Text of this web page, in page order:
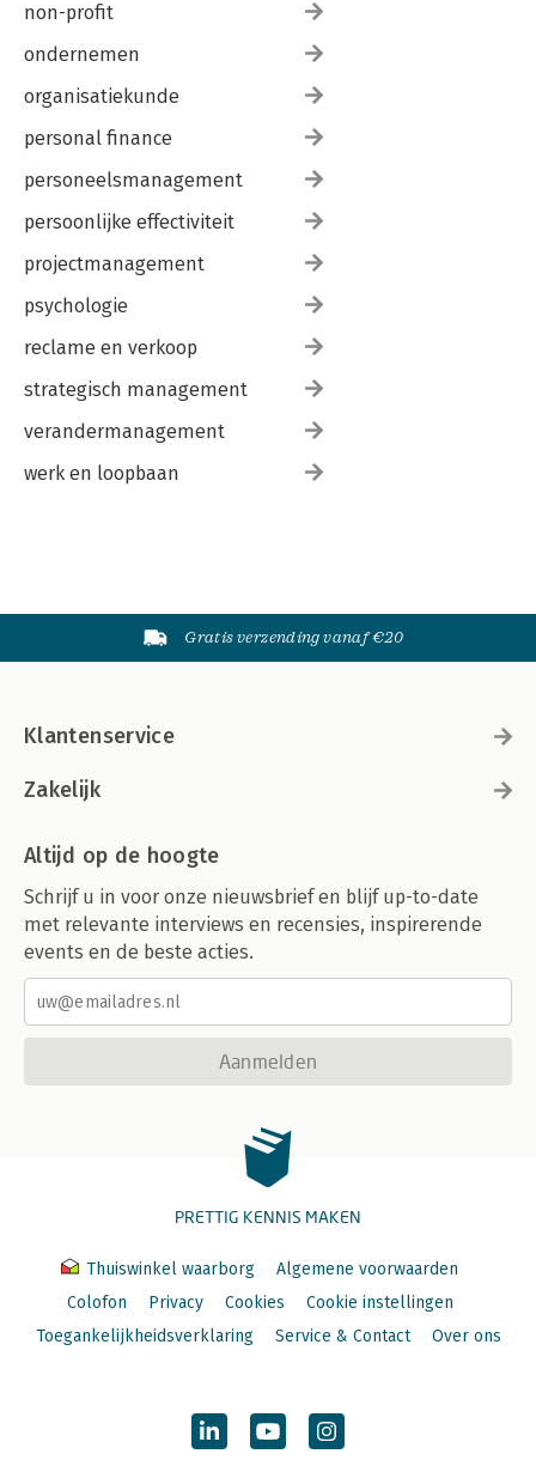
non-profit
ondernemen
organisatiekunde
personal finance
personeelsmanagement
persoonlijke effectiviteit
projectmanagement
psychologie
reclame en verkoop
strategisch management
verandermanagement
werk en loopbaan
Gratis verzending vanaf €20
Klantenservice
Zakelijk
Altijd op de hoogte
Schrijf u in voor onze nieuwsbrief en blijf up-to-date
met relevante interviews en recensies, inspirerende
events en de beste acties.
Aanmelden
PRETTIG KENNIS MAKEN
Thuiswinkel waarborg
Algemene voorwaarden
Colofon
Privacy Cookies
Cookie instellingen
Toegankelijkheidsverklaring
Service & Contact Over ons